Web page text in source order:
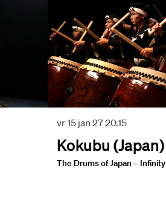
Kokubu (Japan)
The Drums of Japan – Infinity
vr 15 jan 2720.15